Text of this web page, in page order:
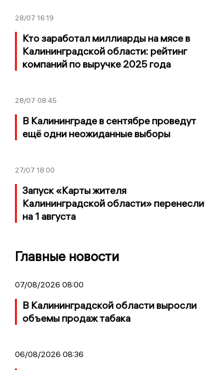
28/07 16:19
Кто заработал миллиарды на мясе в
Калининградской области: рейтинг
компаний по выручке 2025 года
28/07 08:45
В Калининграде в сентябре проведут
ещё одни неожиданные выборы
27/07 18:00
Запуск «Карты жителя
Калининградской области» перенесли
на 1 августа
Главные новости
07/08/2026 08:00
В Калининградской области выросли
объемы продаж табака
06/08/2026 08:36